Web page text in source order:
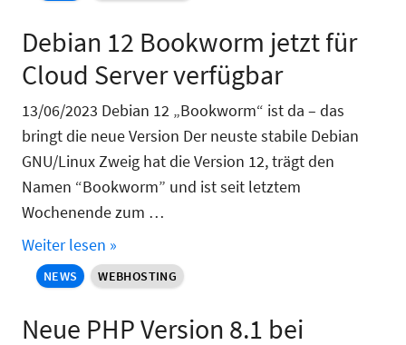
Debian 12 Bookworm jetzt für
Cloud Server verfügbar
13/06/2023 Debian 12 „Bookworm“ ist da – das
bringt die neue Version Der neuste stabile Debian
GNU/Linux Zweig hat die Version 12, trägt den
Namen “Bookworm” und ist seit letztem
Wochenende zum …
Weiter lesen »
NEWS WEBHOSTING
Neue PHP Version 8.1 bei